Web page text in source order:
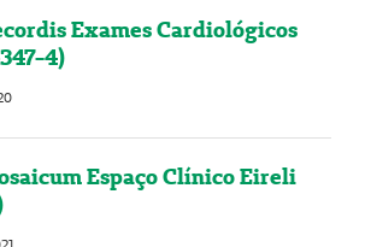
Exames Cardiológicos
4)
Espaço Clínico Eireli